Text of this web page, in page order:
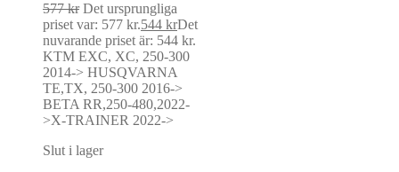
577kr Det ursprungliga
priset var: 577 kr.544 krDet
nuvarande priset är: 544 kr.
KTM EXC, XC, 250-300
2014-> HUSQVARNA
TE,TX, 250-300 2016->
BETA RR,250-480,2022-
>X-TRAINER 2022->
Slut i lager